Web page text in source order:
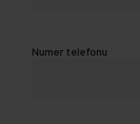
Numer telefonu